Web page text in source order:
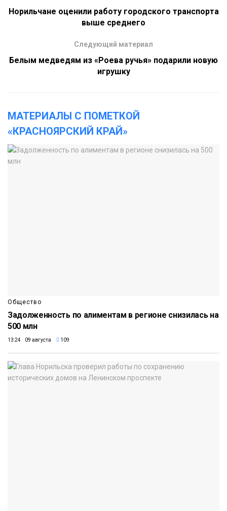
Норильчане оценили работу городского транспорта
выше среднего
Следующий материал
Белым медведям из «Роева ручья» подарили новую
игрушку
МАТЕРИАЛЫ С ПОМЕТКОЙ
«КРАСНОЯРСКИЙ КРАЙ»
Общество
Задолженность по алиментам в регионе снизилась на
500 млн
13:24 09 августа 109